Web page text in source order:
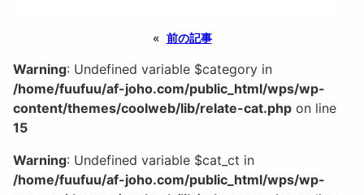
« 前の記事
Warning: Undefined variable $category in
/home/fuufuu/af-joho.com/public_html/wps/wp-
content/themes/coolweb/lib/relate-cat.php on line
15
Warning: Undefined variable $cat_ct in
/home/fuufuu/af-joho.com/public_html/wps/wp-